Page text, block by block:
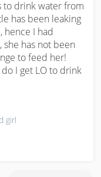
to drink water from
has been leaking
I had
has not been
to feed her!
I get LO to drink
girl